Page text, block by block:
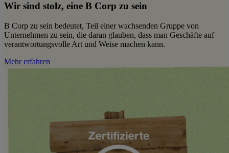
Wir sind stolz, eine B Corp zu sein
B Corp zu sein bedeutet, Teil einer wachsenden Gruppe von
Unternehmen zu sein, die daran glauben, dass man Geschäfte auf
verantwortungsvolle Art und Weise machen kann.
Mehr erfahren